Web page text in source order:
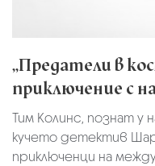
„Предатели в
приключение с
Тим Колинс, познат у
кучето детектив
приключенци на